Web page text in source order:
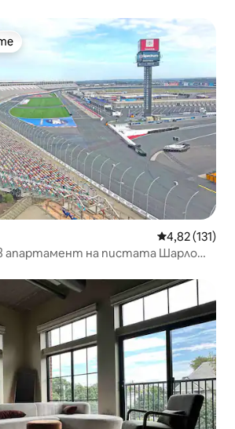
Средна
4,82 (131)
апартамент на пистата Шарлот